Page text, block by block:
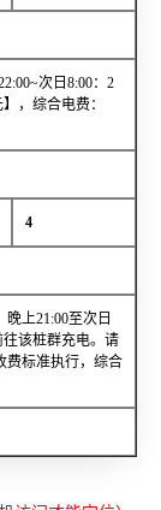
次日8:00：2
，综合电费：
4
上21:00至次日
该桩群充电。请
费标准执行，综合